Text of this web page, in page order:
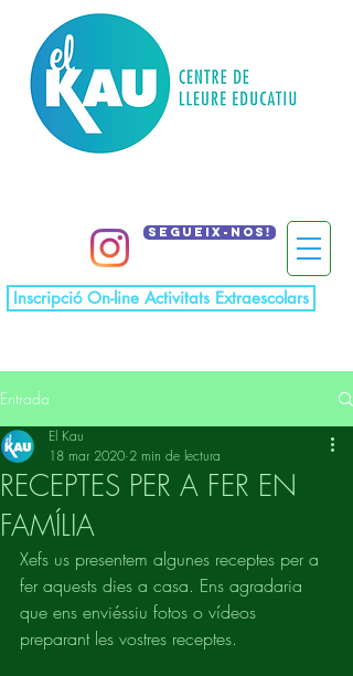
Inscripció On-line Activitats Extraescolars
Segueix-nos!
Entrada
RECEPTES PER A FER EN
FAMÍLIA
El Kau
18 mar 2020 2 min de lectura
Xefs us presentem algunes receptes per a
fer aquests dies a casa. Ens agradaria
que ens enviéssiu fotos o vídeos
preparant les vostres receptes.